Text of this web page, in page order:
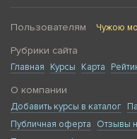
Пользователям Чужою
Рубрики сайта
Главная Курсы Карта
О компании
Добавить курсы в каталог
Публичная оферта
Отзывы